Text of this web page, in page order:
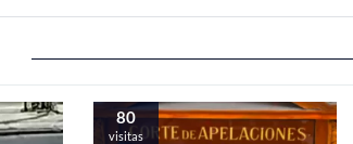
80
visitas